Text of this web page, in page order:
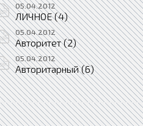
05.04.2012
ЛИЧНОЕ (4)
05.04.2012
Авторитет (2)
05.04.2012
Авторитарный (6)